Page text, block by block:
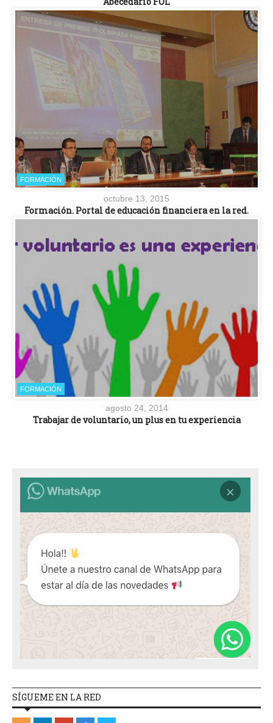
FORMACIÓN
octubre 13, 2015
Formación. Portal de educación financiera en la red.
FORMACIÓN
agosto 24, 2014
Trabajar de voluntario, un plus en tu experiencia
SÍGUEME EN LA RED